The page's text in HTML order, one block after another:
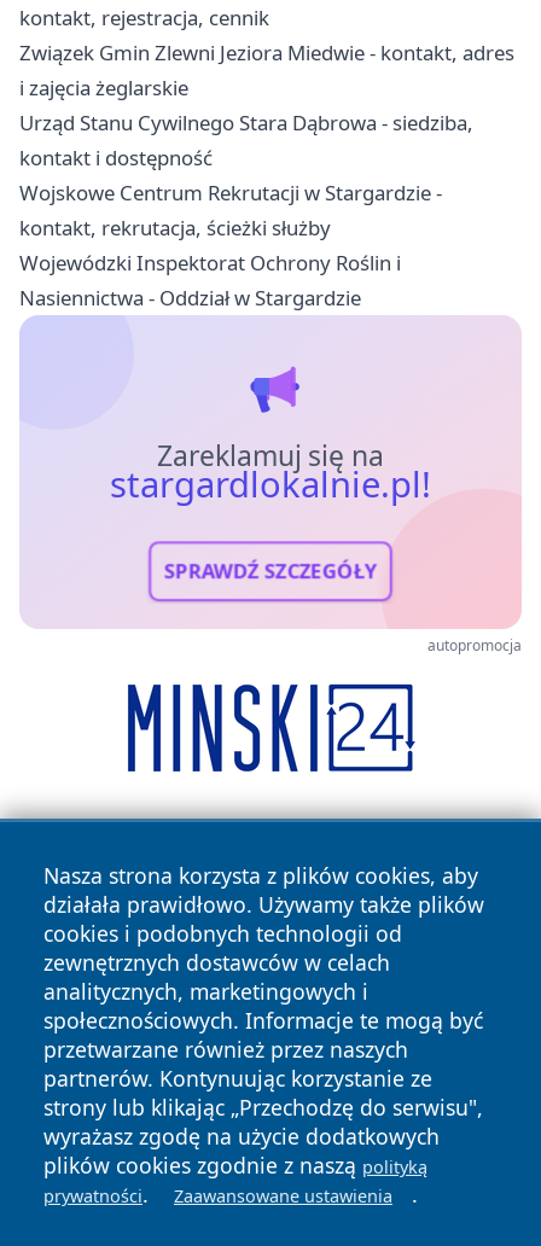
kontakt, rejestracja, cennik
Związek Gmin Zlewni Jeziora Miedwie - kontakt, adres
i zajęcia żeglarskie
Urząd Stanu Cywilnego Stara Dąbrowa - siedziba,
kontakt i dostępność
Wojskowe Centrum Rekrutacji w Stargardzie -
kontakt, rekrutacja, ścieżki służby
Wojewódzki Inspektorat Ochrony Roślin i
Nasiennictwa - Oddział w Stargardzie
Zareklamuj się na
stargardlokalnie.pl!
SPRAWDŹ SZCZEGÓŁY
autopromocja
Nasza strona korzysta z plików cookies, aby
działała prawidłowo. Używamy także plików
cookies i podobnych technologii od
zewnętrznych dostawców w celach
analitycznych, marketingowych i
społecznościowych. Informacje te mogą być
przetwarzane również przez naszych
partnerów. Kontynuując korzystanie ze
strony lub klikając „Przechodzę do serwisu",
wyrażasz zgodę na użycie dodatkowych
plików cookies zgodnie z naszą polityką
prywatności. Zaawansowane ustawienia .
Copyright © 2026 stargardlokalnie.pl Wszystkie prawa
zastrzeżone.
News Autorzy
Polityka
Prywatności
Polityka
Cookies